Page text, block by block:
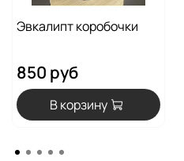
Эвкалипт коробочки
850 руб
В корзину